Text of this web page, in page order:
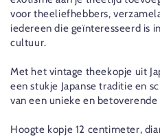
voor theeliefhebbers,
iedereen die geïnteresseerd is
cultuur.
Met het vintage theekopje uit
een stukje Japanse traditie en
van een unieke en
Hoogte kopje 12 centimeter,